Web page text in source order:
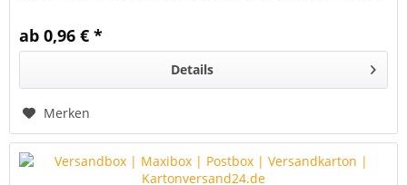
ab 0,96 € *
Details
Merken